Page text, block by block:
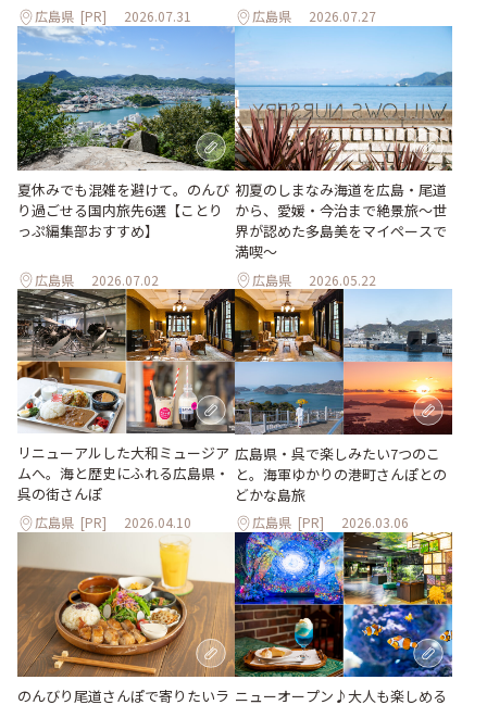
広島県 [PR] 2026.07.31 広島県 2026.07.27
夏休みでも混雑を避けて。のんび
り過ごせる国内旅先6選【ことり
っぷ編集部おすすめ】
広島県 2026.07.02
初夏のしまなみ海道を広島・尾道
から、愛媛・今治まで絶景旅〜世
界が認めた多島美をマイペースで
満喫〜
広島県 2026.05.22
リニューアルした大和ミュージア
ムへ。海と歴史にふれる広島県・
呉の街さんぽ
広島県 [PR] 2026.04.10
広島県・呉で楽しみたい7つのこ
と。海軍ゆかりの港町さんぽとの
どかな島旅
広島県 [PR] 2026.03.06
のんびり尾道さんぽで寄りたいラ ニューオープン♪大人も楽しめる